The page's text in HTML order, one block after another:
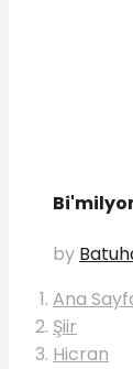
by
Ana
Şiir
Hicran